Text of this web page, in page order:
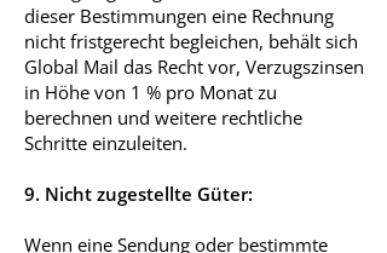
dieser Bestimmungen eine Rechnung
nicht fristgerecht begleichen, behält sich
Global Mail das Recht vor, Verzugszinsen
in Höhe von 1 % pro Monat zu
berechnen und weitere rechtliche
Schritte einzuleiten.
9. Nicht zugestellte Güter:
Wenn eine Sendung oder bestimmte